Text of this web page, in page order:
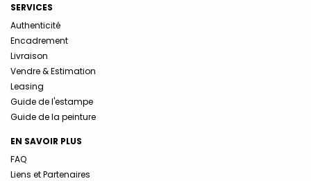
SERVICES
Authenticité
Encadrement
Livraison
Vendre & Estimation
Leasing
Guide de l'estampe
Guide de la peinture
EN SAVOIR PLUS
FAQ
Liens et Partenaires